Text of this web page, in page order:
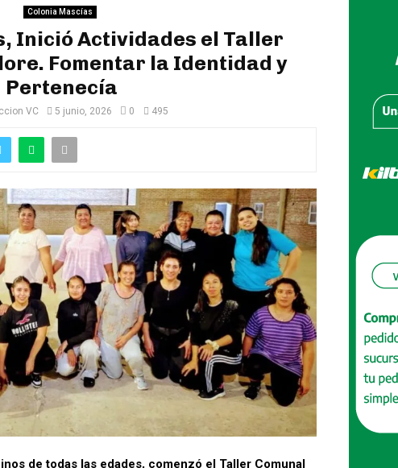
Colonia Mascías
Inició Actividades el Taller
Fomentar la Identidad y
Pertenecía
VC 5 junio, 2026 0 495
de todas las edades, comenzó el Taller Comunal